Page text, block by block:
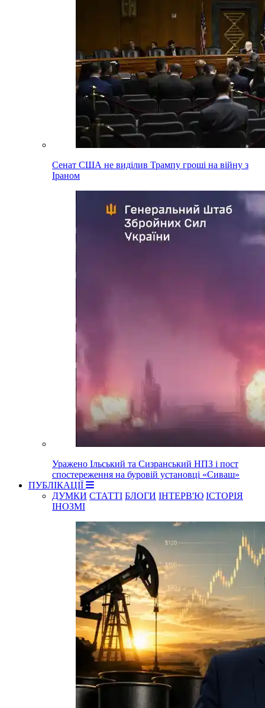
Сенат США не виділив Трампу гроші на війну з
Іраном
Уражено Ільський та Сизранський НПЗ і пост
спостереження на буровій установці «Сиваш»
ПУБЛІКАЦІЇ
ДУМКИ СТАТТІ БЛОГИ ІНТЕРВ'Ю ІСТОРІЯ
ІНОЗМІ